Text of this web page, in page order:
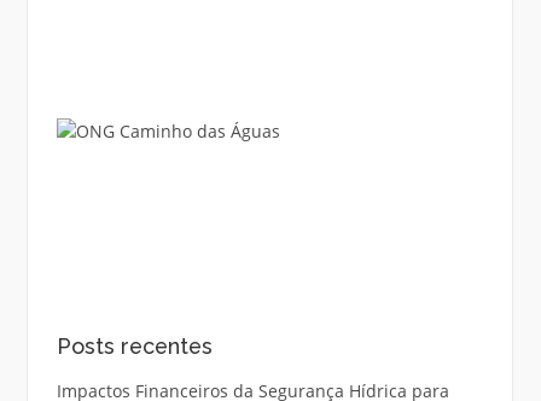
Posts recentes
Impactos Financeiros da Segurança Hídrica para